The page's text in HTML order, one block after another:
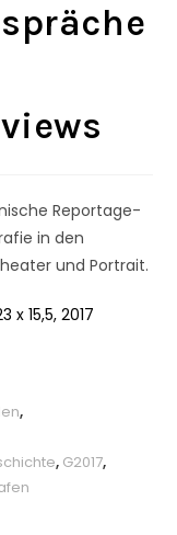
Reportage-
in den
und Portrait.
x 15,5, 2017
,
, G2017,